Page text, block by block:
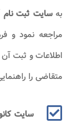
بهسایت ثبت نام
مراجعه نمود و
اطلاعات و ثبت
متقاضی را
سایت